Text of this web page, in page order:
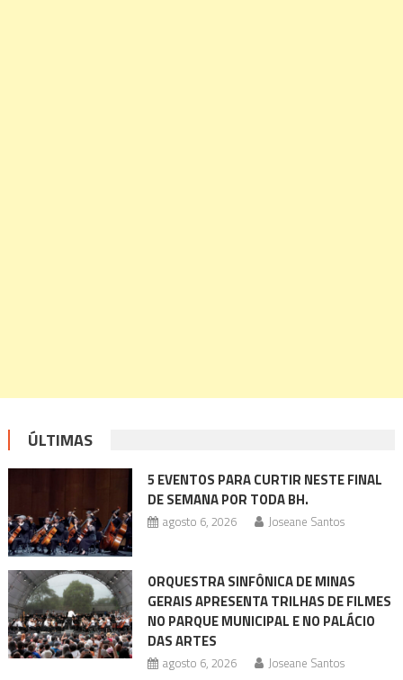
ÚLTIMAS
5 EVENTOS PARA CURTIR NESTE FINAL
DE SEMANA POR TODA BH.
agosto 6, 2026 Joseane Santos
ORQUESTRA SINFÔNICA DE MINAS
GERAIS APRESENTA TRILHAS DE FILMES
NO PARQUE MUNICIPAL E NO PALÁCIO
DAS ARTES
agosto 6, 2026 Joseane Santos